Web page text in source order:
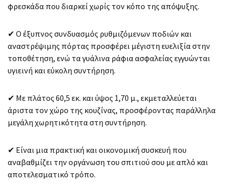
φρεσκάδα που διαρκεί χωρίς τον κόπο της απόψυξης.
✔ Ο έξυπνος συνδυασμός ρυθμιζόμενων ποδιών και
αναστρέψιμης πόρτας προσφέρει μέγιστη ευελιξία στην
τοποθέτηση, ενώ τα γυάλινα ράφια ασφαλείας εγγυώνται
υγιεινή και εύκολη συντήρηση.
✔ Με πλάτος 60,5 εκ. και ύψος 1,70 μ., εκμεταλλεύεται
άριστα τον χώρο της κουζίνας, προσφέροντας παράλληλα
μεγάλη χωρητικότητα στη συντήρηση.
✔ Είναι μια πρακτική και οικονομική συσκευή που
αναβαθμίζει την οργάνωση του σπιτιού σου με απλό και
αποτελεσματικό τρόπο.